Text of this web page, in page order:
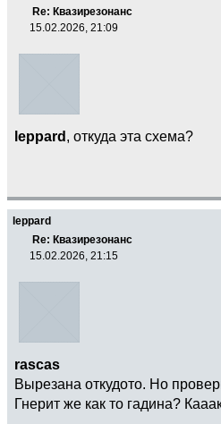
Re: Квазирезонанс
15.02.2026, 21:09
leppard, откуда эта схема?
leppard
Re: Квазирезонанс
15.02.2026, 21:15
rascas
Вырезана откудото. Но
Гнерит же как то гадина?